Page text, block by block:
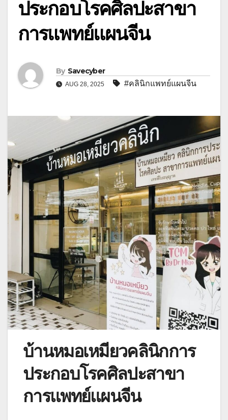
ประกอบโรคศิลปะสาขา
การแพทย์แผนจีน
By Savecyber
AUG 28, 2025 #คลินิกแพทย์แผนจีน
บ้านหมอเหมียวคลินิกการ
ประกอบโรคศิลปะสาขา
การแพทย์แผนจีน